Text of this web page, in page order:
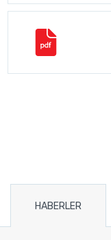
HABERLER